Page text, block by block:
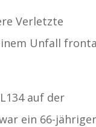
Verletzte
Unfall
auf der
ein 66-jähriger